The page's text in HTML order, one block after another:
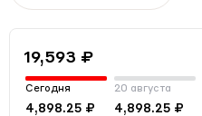
19,593 ₽
Сегодня
4,898.25 ₽
20 августа
4,898.25 ₽